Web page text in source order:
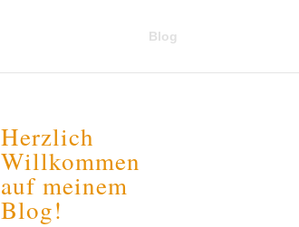
Blog
Herzlich
Willkommen
auf meinem
Blog!